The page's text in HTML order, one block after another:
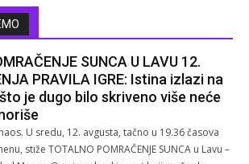
SUNCA U LAVU 12.
PRAVILA IGRE: Istina izlazi na
je dugo bilo skriveno više neće
U sredu, 12. avgusta, tačno u 19.36 časova
stiže TOTALNO POMRAČENJE SUNCA u Lavu –